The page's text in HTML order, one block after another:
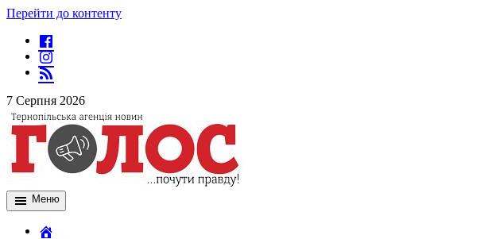
Перейти до контенту
7 Серпня 2026
Меню